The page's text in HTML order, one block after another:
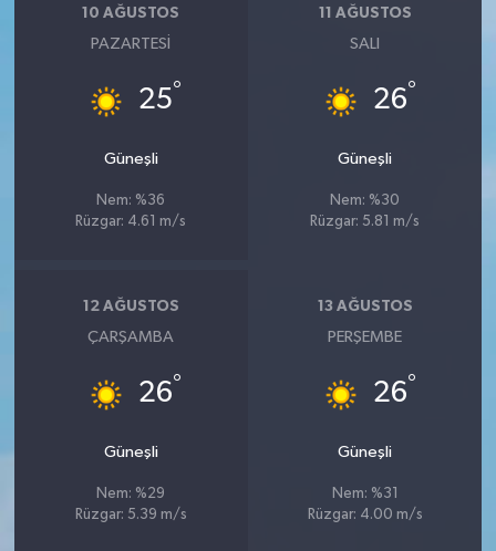
10 AĞUSTOS
PAZARTESI
25°
Güneşli
Nem: %36
Rüzgar: 4.61 m/s
11 AĞUSTOS
SALI
26°
Güneşli
Nem: %30
Rüzgar: 5.81 m/s
12 AĞUSTOS
ÇARŞAMBA
26°
Güneşli
Nem: %29
Rüzgar: 5.39 m/s
13 AĞUSTOS
PERŞEMBE
26°
Güneşli
Nem: %31
Rüzgar: 4.00 m/s